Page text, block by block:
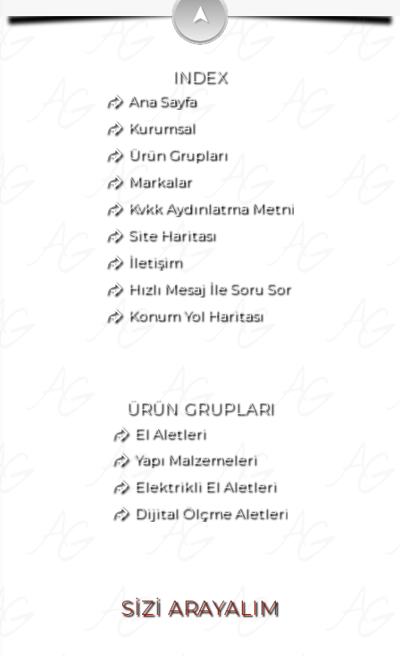
➤
INDEX
Ana Sayfa
Kurumsal
Ürün Grupları
Markalar
Kvkk Aydınlatma Metni
Site Haritası
İletişim
Hızlı Mesaj İle Soru Sor
Konum Yol Haritası
ÜRÜN GRUPLARI
El Aletleri
Yapı Malzemeleri
Elektrikli El Aletleri
Dijital Ölçme Aletleri
SİZİ ARAYALIM